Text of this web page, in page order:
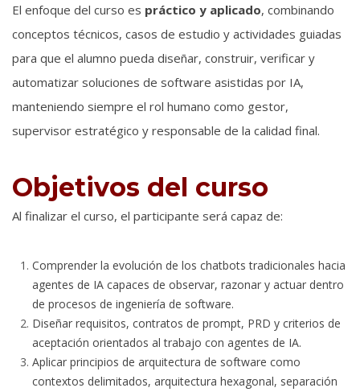
El enfoque del curso es práctico y aplicado, combinando
conceptos técnicos, casos de estudio y actividades guiadas
para que el alumno pueda diseñar, construir, verificar y
automatizar soluciones de software asistidas por IA,
manteniendo siempre el rol humano como gestor,
supervisor estratégico y responsable de la calidad final.
Objetivos del curso
Al finalizar el curso, el participante será capaz de:
Comprender la evolución de los chatbots tradicionales hacia
agentes de IA capaces de observar, razonar y actuar dentro
de procesos de ingeniería de software.
Diseñar requisitos, contratos de prompt, PRD y criterios de
aceptación orientados al trabajo con agentes de IA.
Aplicar principios de arquitectura de software como
contextos delimitados, arquitectura hexagonal, separación